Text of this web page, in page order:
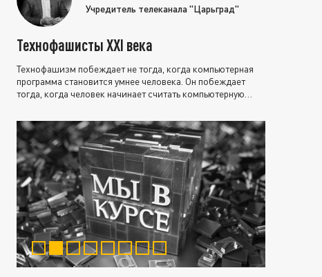
Учредитель телеканала "Царьград"
Технофашисты XXI века
Технофашизм побеждает не тогда, когда компьютерная
программа становится умнее человека. Он побеждает
тогда, когда человек начинает считать компьютерную